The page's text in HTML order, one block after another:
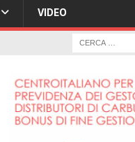
VIDEO